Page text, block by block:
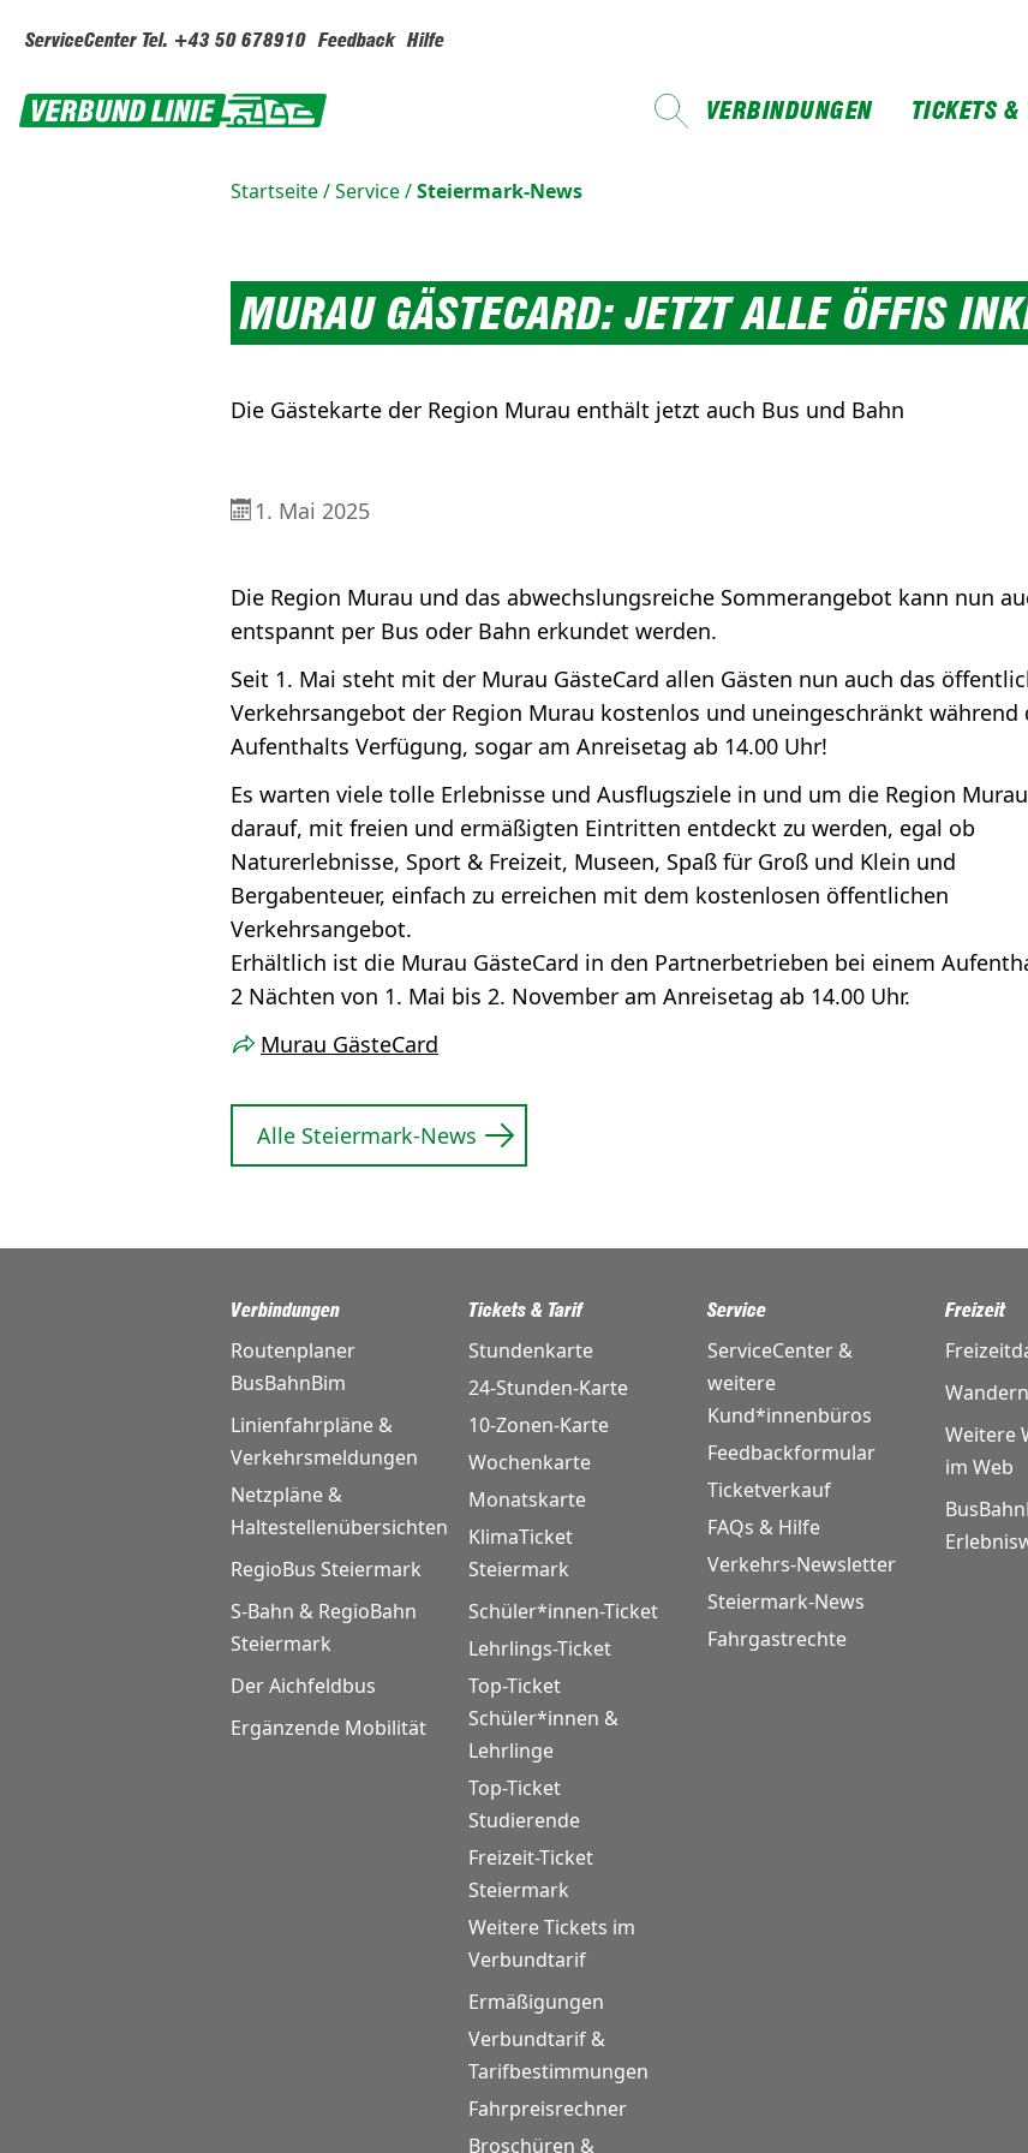
ServiceCenter Tel. +43 50 678910 Feedback Hilfe
VERBINDUNGEN TICKETS &
Startseite/Service/Steiermark-News
MURAU GÄSTECARD: JETZT ALLE ÖFFIS
Die Gästekarte der Region Murau enthält jetzt auch Bus und Bahn
1. Mai 2025
Die Region Murau und das abwechslungsreiche Sommerangebot kann nun
entspannt per Bus oder Bahn erkundet werden.
Seit 1. Mai steht mit der Murau GästeCard allen Gästen nun auch das
Verkehrsangebot der Region Murau kostenlos und uneingeschränkt während
Aufenthalts Verfügung, sogar am Anreisetag ab 14.00 Uhr!
Es warten viele tolle Erlebnisse und Ausflugsziele in und um die Region Murau
darauf, mit freien und ermäßigten Eintritten entdeckt zu werden, egal ob
Naturerlebnisse, Sport & Freizeit, Museen, Spaß für Groß und Klein und
Bergabenteuer, einfach zu erreichen mit dem kostenlosen öffentlichen
Verkehrsangebot.
Erhältlich ist die Murau GästeCard in den Partnerbetrieben bei einem
2 Nächten von 1. Mai bis 2. November am Anreisetag ab 14.00 Uhr.
Murau GästeCard
Alle Steiermark-News
Verbindungen
Routenplaner
BusBahnBim
Linienfahrpläne &
Verkehrsmeldungen
Netzpläne &
Haltestellenübersichten
RegioBus Steiermark
S-Bahn & RegioBahn
Steiermark
Der Aichfeldbus
Ergänzende Mobilität
Tickets & Tarif
Stundenkarte
24-Stunden-Karte
10-Zonen-Karte
Wochenkarte
Monatskarte
KlimaTicket
Steiermark
Schüler*innen-Ticket
Lehrlings-Ticket
Top-Ticket
Schüler*innen &
Lehrlinge
Top-Ticket
Studierende
Freizeit-Ticket
Steiermark
Weitere Tickets im
Verbundtarif
Ermäßigungen
Verbundtarif &
Tarifbestimmungen
Fahrpreisrechner
Broschüren &
Service
ServiceCenter &
weitere
Kund*innenbüros
Feedbackformular
Ticketverkauf
FAQs & Hilfe
Verkehrs-Newsletter
Steiermark-News
Fahrgastrechte
Freizeit
Weitere
im Web